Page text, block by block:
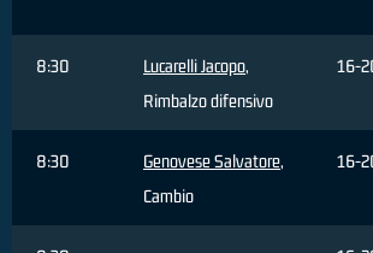
8:30 Lucarelli Jacopo,
Rimbalzo difensivo
16-
8:30 Genovese Salvatore,
Cambio
16-